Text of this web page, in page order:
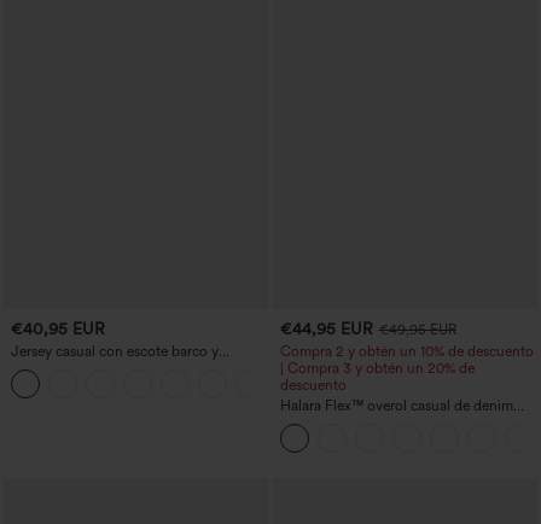
€40,95 EUR
Jersey casual con escote barco y
mangas murciélago
€44,95 EUR €49,95 EUR
Compra 2 y obtén un 10% de descuento
| Compra 3 y obtén un 20% de
descuento
Halara Flex™ overol casual de denim
lavado con escote en V y bolsillos